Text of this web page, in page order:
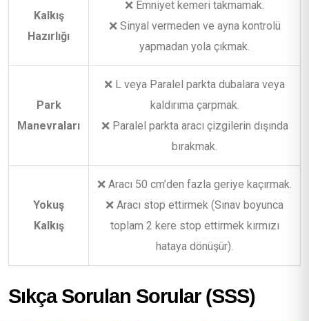
Kalkış
Hazırlığı
❌ Emniyet kemeri takmamak.
❌ Sinyal vermeden ve ayna kontrolü
yapmadan yola çıkmak.
Park
Manevraları
❌ L veya Paralel parkta dubalara veya
kaldırıma çarpmak.
❌ Paralel parkta aracı çizgilerin dışında
bırakmak.
Yokuş
Kalkış
❌ Aracı 50 cm’den fazla geriye kaçırmak.
❌ Aracı stop ettirmek (Sınav boyunca
toplam 2 kere stop ettirmek kırmızı
hataya dönüşür).
Sıkça Sorulan Sorular (SSS)